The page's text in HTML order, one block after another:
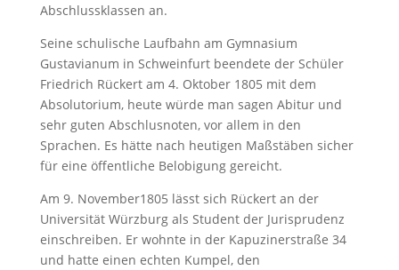
Abschlussklassen an.
Seine schulische Laufbahn am Gymnasium
Gustavianum in Schweinfurt beendete der Schüler
Friedrich Rückert am 4. Oktober 1805 mit dem
Absolutorium, heute würde man sagen Abitur und
sehr guten Abschlusnoten, vor allem in den
Sprachen. Es hätte nach heutigen Maßstäben sicher
für eine öffentliche Belobigung gereicht.
Am 9. November1805 lässt sich Rückert an der
Universität Würzburg als Student der Jurisprudenz
einschreiben. Er wohnte in der Kapuzinerstraße 34
und hatte einen echten Kumpel, den